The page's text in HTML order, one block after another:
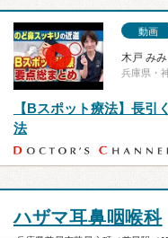
動画
木戸 み
兵庫県・
【Bスポット療法】長引
法
ハザマ耳鼻咽喉科